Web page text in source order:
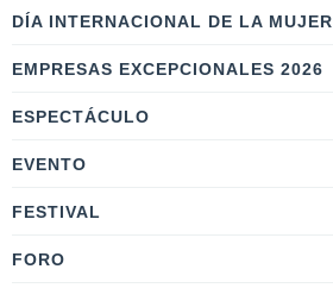
DÍA INTERNACIONAL DE LA MUJER
EMPRESAS EXCEPCIONALES 2026
ESPECTÁCULO
EVENTO
FESTIVAL
FORO